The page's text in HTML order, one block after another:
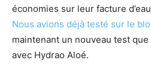
économies sur leur facture
Nous avions déjà testé sur le
maintenant un nouveau test
avec Hydrao Aloé.